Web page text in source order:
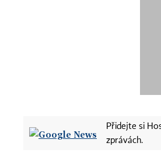
Přidejte si
zprávách.